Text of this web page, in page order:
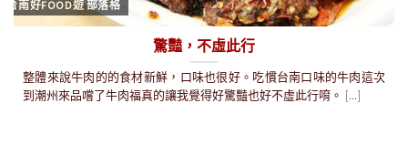
台南好FOOD遊 部落格
驚豔，不虛此行
整體來說牛肉的的食材新鮮，口味也很好。吃慣台南口味的牛肉這次
到潮州來品嚐了牛肉福真的讓我覺得好驚豔也好不虛此行唷。 [...]